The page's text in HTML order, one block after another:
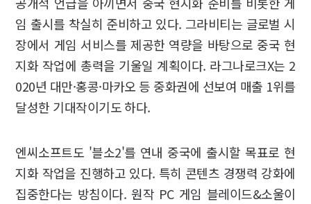
임 출시를 착실히 준비하고 있다. 그라비티는 글로벌 시
장에서 게임 서비스를 제공한 역량을 바탕으로 중국 현
지화 작업에 총력을 기울일 계획이다. 라그나로크X는 2
020년 대만·홍콩·마카오 등 중화권에 선보여 매출 1위를
달성한 기대작이기도 하다.
엔씨소프트도 '블소2'를 연내 중국에 출시할 목표로 현
지화 작업을 진행하고 있다. 특히 콘텐츠 경쟁력 강화에
집중한다는 방침이다. 원작 PC 게임 블레이드&소울이